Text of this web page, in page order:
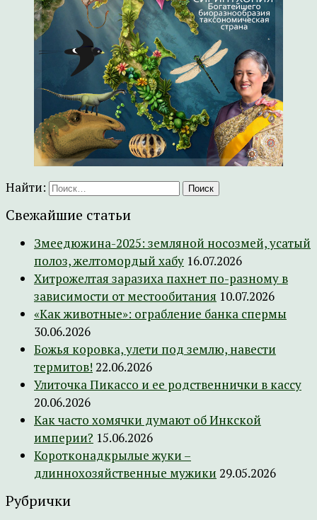
Найти:
Свежайшие статьи
Змеедюжина-2025: земляной носозмей, усатый
полоз, желтомордый хабу 16.07.2026
Хитрожелтая заразиха пахнет по-разному в
зависимости от местообитания 10.07.2026
«Как животные»: ограбление банка спермы
30.06.2026
Божья коровка, улети под землю, навести
термитов! 22.06.2026
Улиточка Пикассо и ее родственнички в кассу
20.06.2026
Как часто хомячки думают об Инкской
империи? 15.06.2026
Коротконадкрылые жуки –
длиннохозяйственные мужики 29.05.2026
Рубрички